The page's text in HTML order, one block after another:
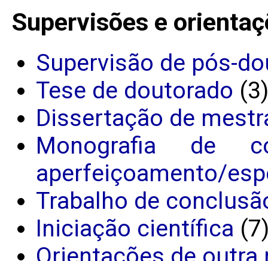
Supervisões e
Supervisão de pós-
Tese de doutorado (3)
Dissertação de
Monografia de
aperfeiçoamento/
Trabalho de
Iniciação científica